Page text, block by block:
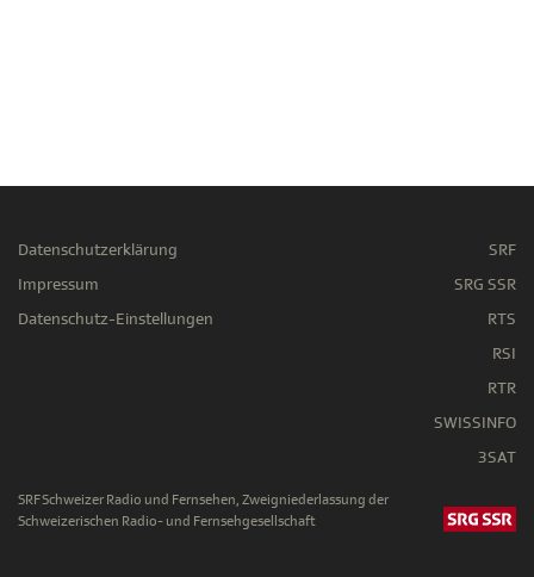
Datenschutzerklärung
Impressum
Datenschutz-Einstellungen
SRF
SRG SSR
RTS
RSI
RTR
SWISSINFO
3SAT
SRF Schweizer Radio und Fernsehen, Zweigniederlassung der
Schweizerischen Radio- und Fernsehgesellschaft